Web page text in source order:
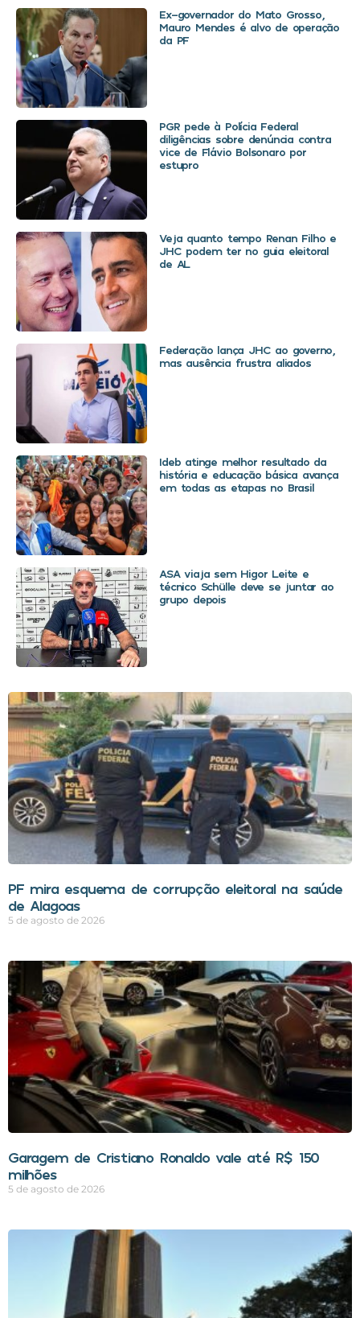
Ex-governador do Mato Grosso,
Mauro Mendes é alvo de operação
da PF
PGR pede à Polícia Federal
diligências sobre denúncia contra
vice de Flávio Bolsonaro por
estupro
Veja quanto tempo Renan Filho e
JHC podem ter no guia eleitoral
de AL
Federação lança JHC ao governo,
mas ausência frustra aliados
Ideb atinge melhor resultado da
história e educação básica avança
em todas as etapas no Brasil
ASA viaja sem Higor Leite e
técnico Schülle deve se juntar ao
grupo depois
PF mira esquema de corrupção eleitoral na saúde
de Alagoas
5 de agosto de 2026
Garagem de Cristiano Ronaldo vale até R$ 150
milhões
5 de agosto de 2026